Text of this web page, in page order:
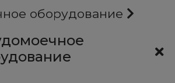
оборудование